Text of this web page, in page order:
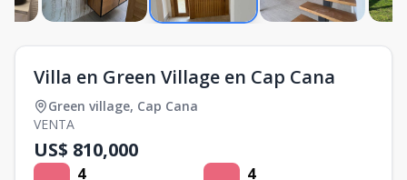
Villa en Green Village en Cap Cana
Green village, Cap Cana
VENTA
US$ 810,000
4 4